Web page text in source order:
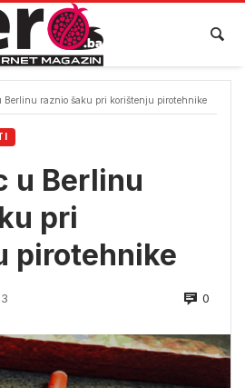
Berlinu raznio šaku pri korištenju pirotehnike
u Berlinu
pri
pirotehnike
0